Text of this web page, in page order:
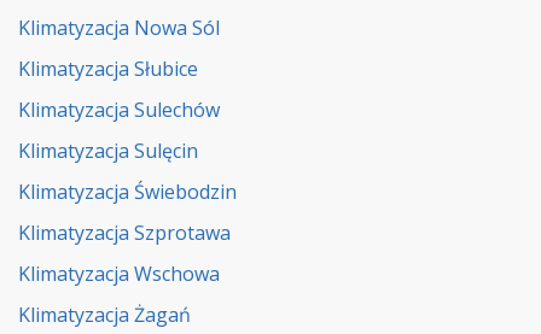
Klimatyzacja Nowa Sól
Klimatyzacja Słubice
Klimatyzacja Sulechów
Klimatyzacja Sulęcin
Klimatyzacja Świebodzin
Klimatyzacja Szprotawa
Klimatyzacja Wschowa
Klimatyzacja Żagań